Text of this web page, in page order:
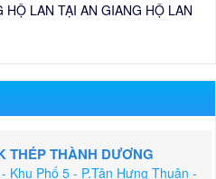
HỘ LAN TẠI AN GIANG HỘ LAN
THÉP THÀNH DƯƠNG
Phố 5 - P.Tân Hưng Thuận -